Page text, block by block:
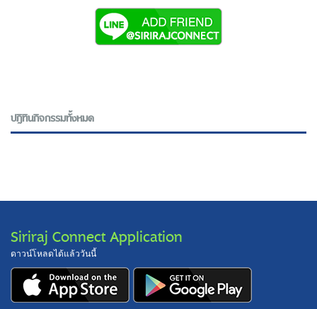
ปฎิทินกิจกรรมทั้งหมด
Siriraj Connect Application
ดาวน์โหลดได้แล้ววันนี้